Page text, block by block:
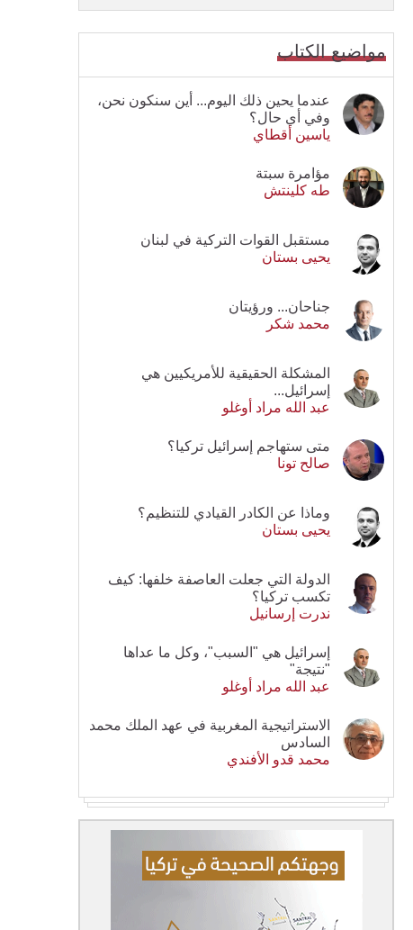
مواضيع الكتاب
عندما يحين ذلك اليوم... أين سنكون نحن،
وفي أي حال؟
ياسين أقطاي
مؤامرة سبتة
طه كلينتش
مستقبل القوات التركية في لبنان
يحيى بستان
جناحان... ورؤيتان
محمد شكر
المشكلة الحقيقية للأمريكيين هي
إسرائيل...
عبد الله مراد أوغلو
متى ستهاجم إسرائيل تركيا؟
صالح تونا
وماذا عن الكادر القيادي للتنظيم؟
يحيى بستان
الدولة التي جعلت العاصفة خلفها: كيف
تكسب تركيا؟
ندرت إرسانيل
إسرائيل هي "السبب"، وكل ما عداها
"نتيجة"
عبد الله مراد أوغلو
الاستراتيجية المغربية في عهد الملك محمد
السادس
محمد قدو الأفندي